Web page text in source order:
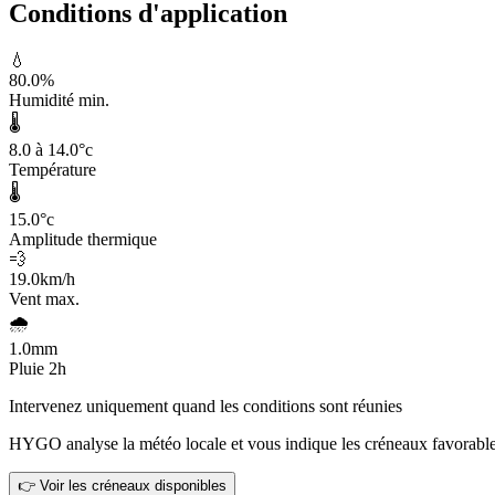
Conditions d'application
💧
80.0%
Humidité min.
🌡️
8.0 à 14.0°c
Température
🌡️
15.0°c
Amplitude thermique
💨
19.0km/h
Vent max.
🌧️
1.0mm
Pluie 2h
Intervenez uniquement quand les conditions sont réunies
HYGO analyse la météo locale et vous indique les créneaux
👉 Voir les créneaux disponibles